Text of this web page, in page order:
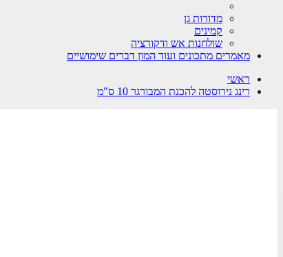
מדורות גן
קמינים
שולחנות אש ודקורציה
מאמרים מתכונים ועוד המון דברים שימושיים
ראשי
רינג נירוסטה להכנת המבורגר 10 ס"מ